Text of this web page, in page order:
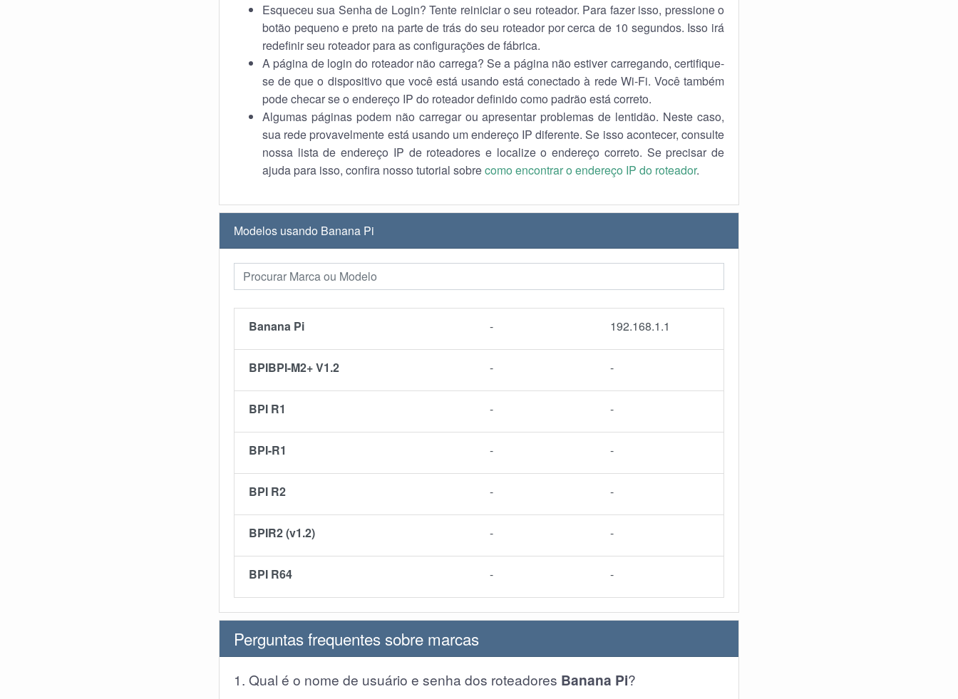
Esqueceu sua Senha de Login? Tente reiniciar o seu roteador. Para fazer isso, pressione o
botão pequeno e preto na parte de trás do seu roteador por cerca de 10 segundos. Isso irá
redefinir seu roteador para as configurações de fábrica.
A página de login do roteador não carrega? Se a página não estiver carregando, certifique-
se de que o dispositivo que você está usando está conectado à rede Wi-Fi. Você também
pode checar se o endereço IP do roteador definido como padrão está correto.
Algumas páginas podem não carregar ou apresentar problemas de lentidão. Neste caso,
sua rede provavelmente está usando um endereço IP diferente. Se isso acontecer, consulte
nossa lista de endereço IP de roteadores e localize o endereço correto. Se precisar de
ajuda para isso, confira nosso tutorial sobrecomo encontrar o endereço IP do roteador.
Modelos usando Banana Pi
Banana Pi - 192.168.1.1
BPIBPI-M2+ V1.2 - -
BPI R1 - -
BPI-R1 - -
BPI R2 - -
BPIR2 (v1.2) - -
BPI R64 - -
Perguntas frequentes sobre marcas
1. Qual é o nome de usuário e senha dos roteadores Banana Pi?